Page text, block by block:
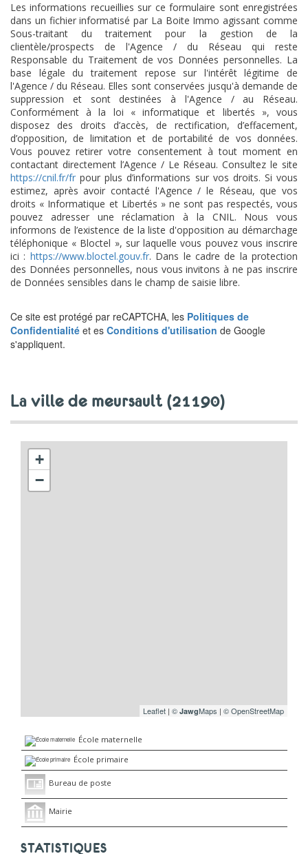
Les informations recueillies sur ce formulaire sont enregistrées
dans un fichier informatisé par La Boite Immo agissant comme
Sous-traitant du traitement pour la gestion de la
clientèle/prospects de l'Agence / du Réseau qui reste
Responsable du Traitement de vos Données personnelles. La
base légale du traitement repose sur l'intérêt légitime de
l'Agence / du Réseau. Elles sont conservées jusqu'à demande de
suppression et sont destinées à l'Agence / au Réseau.
Conformément à la loi « informatique et libertés », vous
disposez des droits d’accès, de rectification, d’effacement,
d’opposition, de limitation et de portabilité de vos données.
Vous pouvez retirer votre consentement à tout moment en
contactant directement l’Agence / Le Réseau. Consultez le site
https://cnil.fr/fr pour plus d’informations sur vos droits. Si vous
estimez, après avoir contacté l'Agence / le Réseau, que vos
droits « Informatique et Libertés » ne sont pas respectés, vous
pouvez adresser une réclamation à la CNIL. Nous vous
informons de l’existence de la liste d'opposition au démarchage
téléphonique « Bloctel », sur laquelle vous pouvez vous inscrire
ici : https://www.bloctel.gouv.fr. Dans le cadre de la protection
des Données personnelles, nous vous invitons à ne pas inscrire
de Données sensibles dans le champ de saisie libre.
Ce site est protégé par reCAPTCHA, les Politiques de
Confidentialité et es Conditions d'utilisation de Google
s'appliquent.
la ville de meursault (21190)
+
−
Leaflet | © JawgMaps | © OpenStreetMap
École maternelle
École primaire
Bureau de poste
Mairie
STATISTIQUES